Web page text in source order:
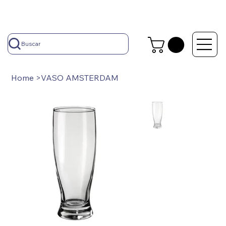
Buscar
Home >VASO AMSTERDAM